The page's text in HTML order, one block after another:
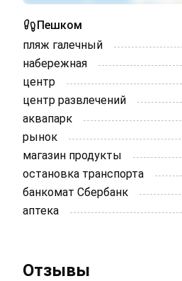
Пешком
пляж галечный
набережная
центр
центр развлечений
аквапарк
рынок
магазин продукты
остановка транспорта
банкомат Сбербанк
аптека
Отзывы